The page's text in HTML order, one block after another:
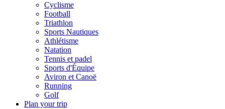
Cyclisme
Football
Triathlon
Sports Nautiques
Athlétisme
Natation
Tennis et padel
Sports d'Équipe
Aviron et Canoë
Running
Golf
Plan your trip